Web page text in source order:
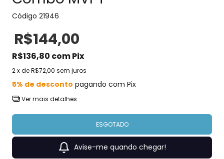
Código 21946
R$144,00
R$136,80 comPix
2x deR$72,00 sem juros
5% de desconto pagando com Pix
Ver mais detalhes
Avise-me quando chegar!